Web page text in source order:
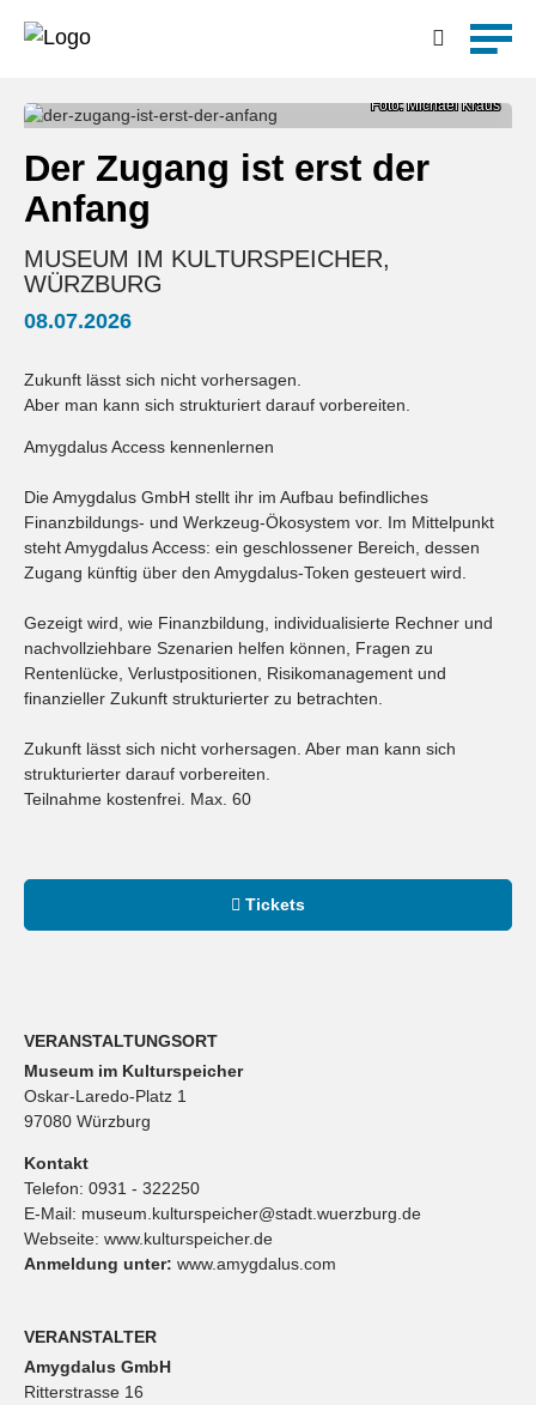
Foto: Michael Kraus
Der Zugang ist erst der
Anfang
MUSEUM IM KULTURSPEICHER,
WÜRZBURG
08.07.2026
Zukunft lässt sich nicht vorhersagen.
Aber man kann sich strukturiert darauf vorbereiten.
Amygdalus Access kennenlernen
Die Amygdalus GmbH stellt ihr im Aufbau befindliches
Finanzbildungs- und Werkzeug-Ökosystem vor. Im Mittelpunkt
steht Amygdalus Access: ein geschlossener Bereich, dessen
Zugang künftig über den Amygdalus-Token gesteuert wird.
Gezeigt wird, wie Finanzbildung, individualisierte Rechner und
nachvollziehbare Szenarien helfen können, Fragen zu
Rentenlücke, Verlustpositionen, Risikomanagement und
finanzieller Zukunft strukturierter zu betrachten.
Zukunft lässt sich nicht vorhersagen. Aber man kann sich
strukturierter darauf vorbereiten.
Teilnahme kostenfrei. Max. 60
Tickets
VERANSTALTUNGSORT
Museum im Kulturspeicher
Oskar-Laredo-Platz 1
97080 Würzburg
Kontakt
Telefon: 0931 - 322250
E-Mail: museum.kulturspeicher@stadt.wuerzburg.de
Webseite: www.kulturspeicher.de
Anmeldung unter: www.amygdalus.com
VERANSTALTER
Amygdalus GmbH
Ritterstrasse 16